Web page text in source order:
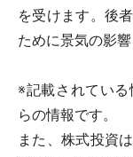
を受けます。後
ために景気の影
※記載されてい
らの情報です。
また、株式投資